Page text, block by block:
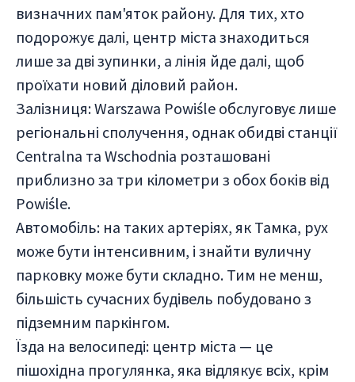
визначних пам'яток району. Для тих, хто
подорожує далі, центр міста знаходиться
лише за дві зупинки, а лінія йде далі, щоб
проїхати новий діловий район.
Залізниця: Warszawa Powiśle обслуговує лише
регіональні сполучення, однак обидві станції
Centralna та Wschodnia розташовані
приблизно за три кілометри з обох боків від
Powiśle.
Автомобіль: на таких артеріях, як Тамка, рух
може бути інтенсивним, і знайти вуличну
парковку може бути складно. Тим не менш,
більшість сучасних будівель побудовано з
підземним паркінгом.
Їзда на велосипеді: центр міста — це
пішохідна прогулянка, яка відлякує всіх, крім